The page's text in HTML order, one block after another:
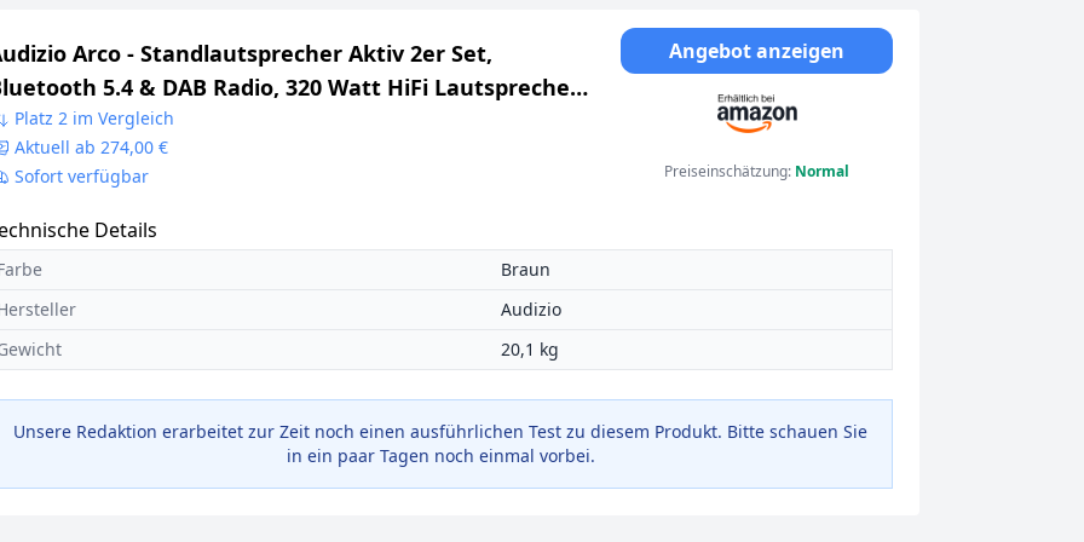
Arco - Standlautsprecher Aktiv 2er Set,
5.4 & DAB Radio, 320 Watt HiFi Lautsprecher
& Heimkino Soundsystem, LED Licht - USB,
Optical, Fernbedienung, Holzoptik Braun
Platz 2 im Vergleich
Aktuell ab 274,00 €
Sofort verfügbar
Angebot anzeigen
Preiseinschätzung: Normal
Details
Braun
Audizio
20,1 kg
Unsere Redaktion erarbeitet zur Zeit noch einen ausführlichen Test zu diesem Produkt. Bitte schauen Sie
in ein paar Tagen noch einmal vorbei.